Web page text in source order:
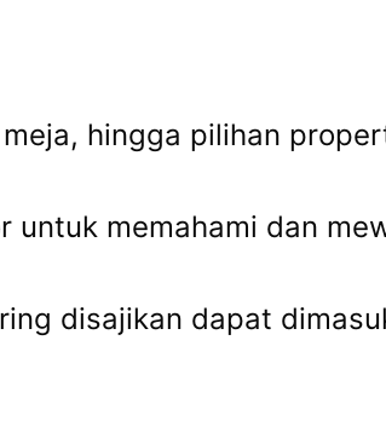
hingga pilihan
untuk memahami dan
disajikan dapat